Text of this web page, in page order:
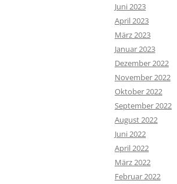
Juni 2023
April 2023
März 2023
Januar 2023
Dezember 2022
November 2022
Oktober 2022
September 2022
August 2022
Juni 2022
April 2022
März 2022
Februar 2022